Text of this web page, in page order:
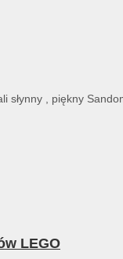
, piękny
LEGO